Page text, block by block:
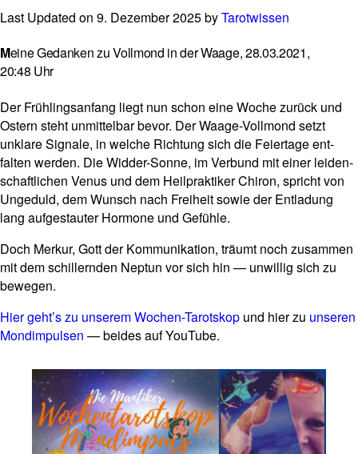
Last Updated on 9. Dezember 2025 byTarot­wissen
Meine Gedanken zu Vollmond in der Waage, 28.03.2021,
20:48 Uhr
Der Früh­lings­an­fang liegt nun schon eine Woche zurück und
Ostern steht unmit­telbar bevor. Der Waage-Voll­mond setzt
unklare Signale, in welche Rich­tung sich die Fei­er­tage ent­
falten werden. Die Widder-Sonne, im Ver­bund mit einer lei­den­
schaft­li­chen Venus und dem Heil­prak­tiker Chiron, spricht von
Unge­duld, dem Wunsch nach Frei­heit sowie der Ent­la­dung
lang auf­ge­stauter Hor­mone und Gefühle.
Doch Merkur, Gott der Kom­mu­ni­ka­tion, träumt noch zusammen
mit dem schil­lernden Neptun vor sich hin — unwillig sich zu
bewegen.
Hier geht’s zu unserem Wochen-Tarot­skop und hier zu unseren
Mond­im­pulsen — beides auf YouTube.